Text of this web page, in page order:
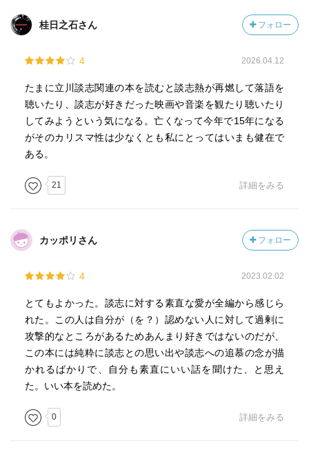
桂日之石さん フォロー
4 2026.04.12
たまに立川談志関連の本を読むと談志熱が再燃して落語を
聴いたり、談志が好きだった映画や音楽を観たり聴いたり
してみようという気になる。亡くなって今年で15年になる
がそのカリスマ性は少なくとも私にとってはいまも健在で
ある。
21 詳細をみる
カッポリさん フォロー
4 2023.02.02
とてもよかった。談志に対する素直な愛が全編から感じら
れた。この人は自分が（を？）認めない人に対して過剰に
攻撃的なところがあるためあんまり好きではないのだが、
この本には純粋に談志との思い出や談志への追慕の念が描
かれるばかりで、自分も素直にいい話を聞けた、と思え
た。いい本を読めた。
0 詳細をみる